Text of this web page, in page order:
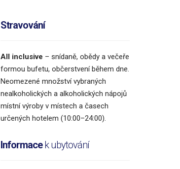
Stravování
All inclusive – snídaně, obědy a večeře
formou bufetu, občerstvení během dne.
Neomezené množství vybraných
nealkoholických a alkoholických nápojů
místní výroby v místech a časech
určených hotelem (10:00–24:00).
Informacek ubytování